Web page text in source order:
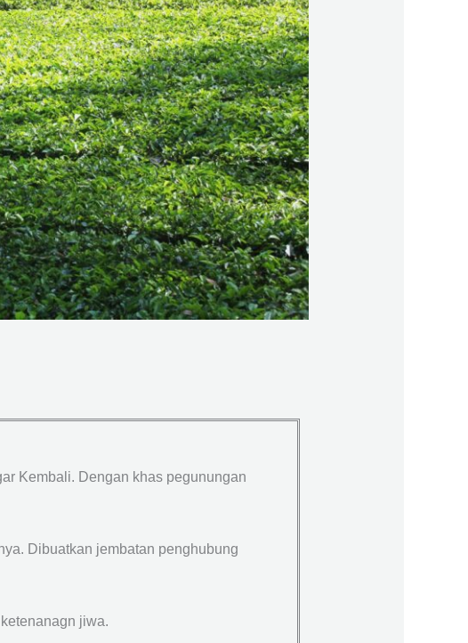
Kembali. Dengan khas pegunungan
Dibuatkan jembatan penghubung
jiwa.